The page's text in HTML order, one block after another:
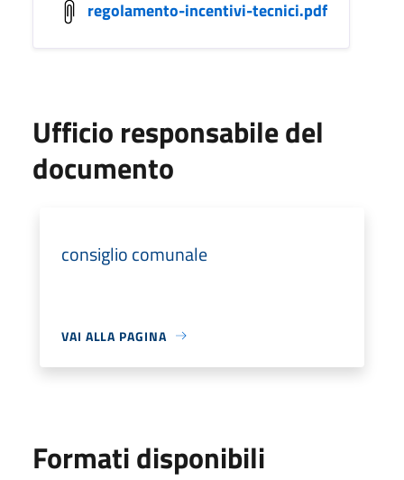
regolamento-incentivi-tecnici.pdf
Ufficio responsabile del
documento
consiglio comunale
VAI ALLA PAGINA
Formati disponibili